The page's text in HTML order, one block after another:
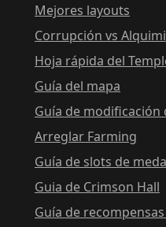
Mejores layouts
Corrupción vs
Hoja rápida del
Guía del mapa
Guía de modificación
Arreglar Farming
Guía de slots de
Guia de Crimson Hall
Guía de